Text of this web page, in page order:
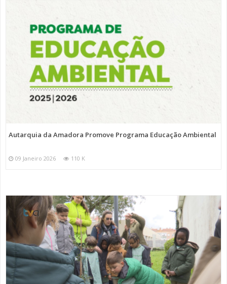
Autarquia da Amadora Promove Programa Educação Ambiental
09 Janeiro 2026 110 K